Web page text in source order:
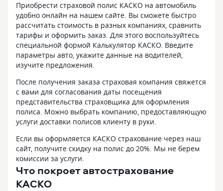
Приобрести страховой полис КАСКО на автомобиль
удобно онлайн на нашем сайте. Вы сможете быстро
рассчитать стоимость в разных компаниях, сравнить
тарифы и оформить заказ. Для этого воспользуйтесь
специальной формой Калькулятор КАСКО. Введите
параметры авто, укажите данные на водителей,
изучите предложения.
После получения заказа страховая компания свяжется
с вами для согласования даты посещения
представительства страховщика для оформления
полиса. Можно выбрать компанию, предоставляющую
услуги доставки полисов клиенту в руки.
Если вы оформляется КАСКО страхование через наш
сайт, получите скидку на полис до 20%. Мы не берем
комиссии за услуги.
Что покроет автострахование
КАСКО